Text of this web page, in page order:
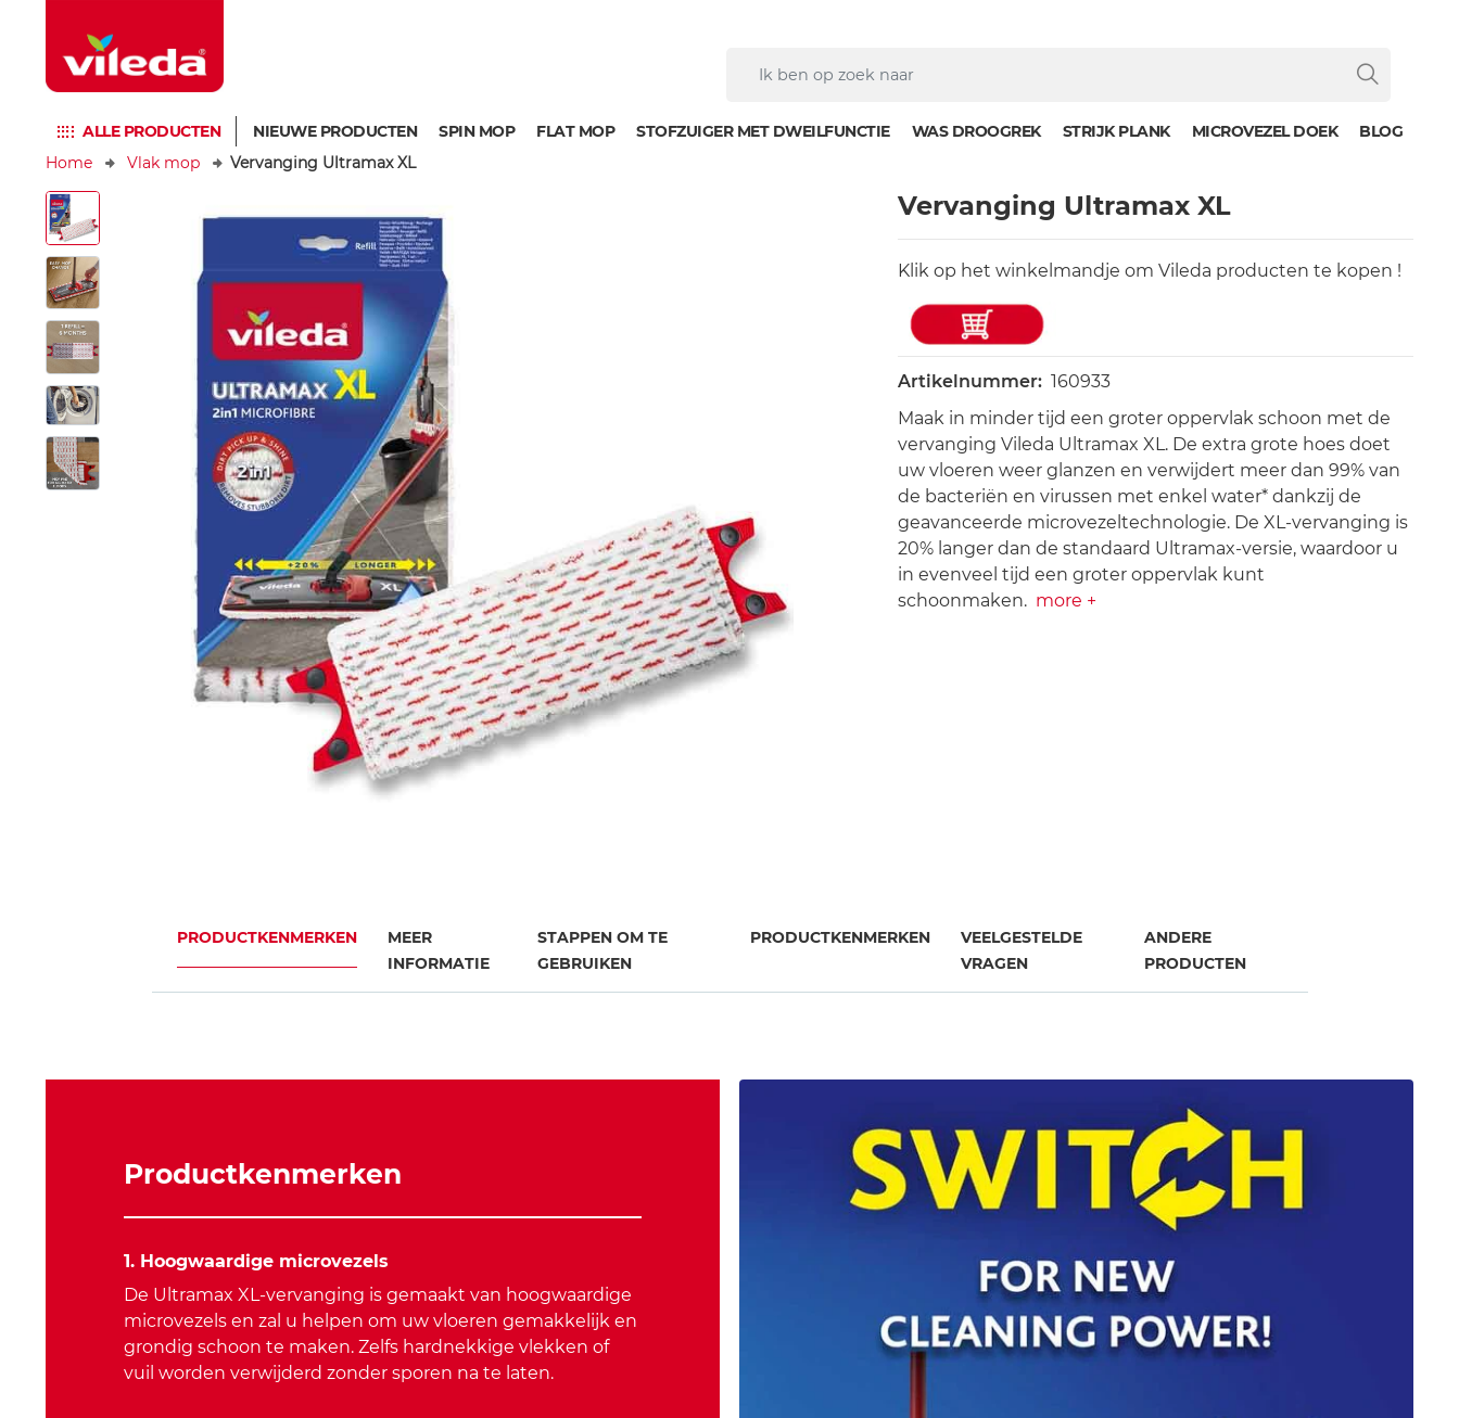
ALLE PRODUCTEN NIEUWE PRODUCTEN SPIN MOP FLAT MOP STOFZUIGER MET DWEILFUNCTIE WAS DROOGREK STRIJK PLANK MICROVEZEL DOEK
BLOG
Home
Vlak mop Vervanging Ultramax XL
Vervanging Ultramax XL
Klik op het winkelmandje om Vileda producten te kopen !
Artikelnummer:160933
Maak in minder tijd een groter oppervlak schoon met de
vervanging Vileda Ultramax XL. De extra grote hoes doet
uw vloeren weer glanzen en verwijdert meer dan 99% van
de bacteriën en virussen met enkel water* dankzij de
geavanceerde microvezeltechnologie. De XL-vervanging is
20% langer dan de standaard Ultramax-versie, waardoor u
in evenveel tijd een groter oppervlak kunt
schoonmaken. more +
PRODUCTKENMERKEN
MEER
INFORMATIE
STAPPEN OM TE
GEBRUIKEN
PRODUCTKENMERKEN
VEELGESTELDE
VRAGEN
ANDERE
PRODUCTEN
Productkenmerken
1. Hoogwaardige microvezels
De Ultramax XL-vervanging is gemaakt van hoogwaardige
microvezels en zal u helpen om uw vloeren gemakkelijk en
grondig schoon te maken. Zelfs hardnekkige vlekken of
vuil worden verwijderd zonder sporen na te laten.